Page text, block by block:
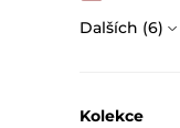
Dalších (6)
Kolekce